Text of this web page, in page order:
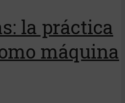
la práctica
máquina